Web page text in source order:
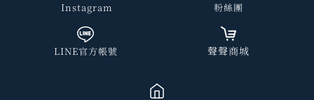
Instagram
LINE官方帳號
粉絲團
聲聲商城